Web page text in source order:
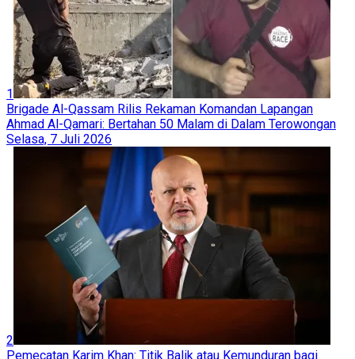
1
Brigade Al-Qassam Rilis Rekaman Komandan Lapangan
Ahmad Al-Qamari: Bertahan 50 Malam di Dalam Terowongan
Selasa, 7 Juli 2026
2
Pemecatan Karim Khan: Titik Balik atau Kemunduran bagi